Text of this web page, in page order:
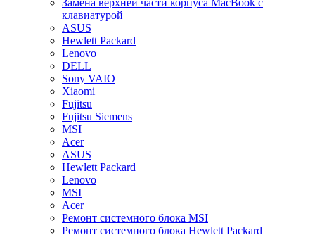
Замена верхней части корпуса MacBook с
клавиатурой
ASUS
Hewlett Packard
Lenovo
DELL
Sony VAIO
Xiaomi
Fujitsu
Fujitsu Siemens
MSI
Acer
ASUS
Hewlett Packard
Lenovo
MSI
Acer
Ремонт системного блока MSI
Ремонт системного блока Hewlett Packard